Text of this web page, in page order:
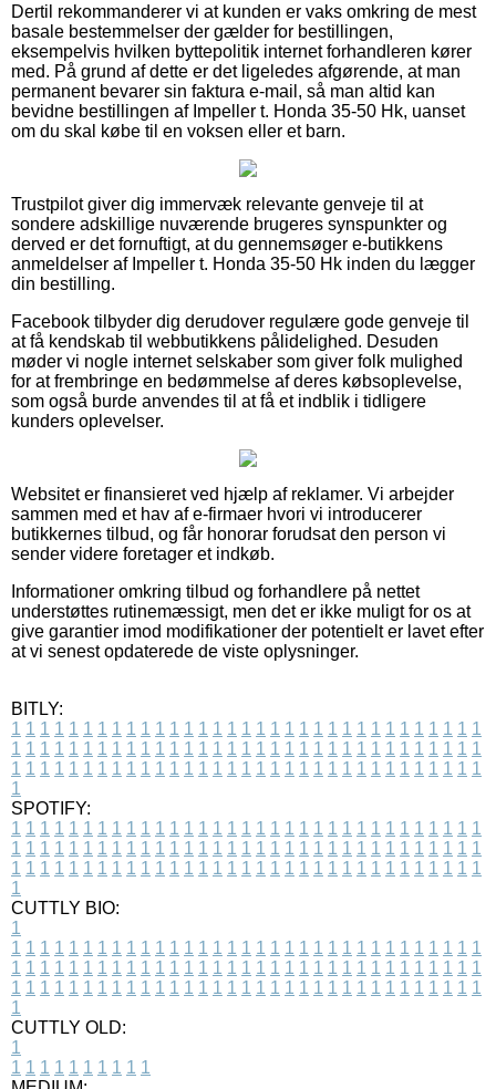
Dertil rekommanderer vi at kunden er vaks omkring de mest
basale bestemmelser der gælder for bestillingen,
eksempelvis hvilken byttepolitik internet forhandleren kører
med. På grund af dette er det ligeledes afgørende, at man
permanent bevarer sin faktura e-mail, så man altid kan
bevidne bestillingen af Impeller t. Honda 35-50 Hk, uanset
om du skal købe til en voksen eller et barn.
Trustpilot giver dig immervæk relevante genveje til at
sondere adskillige nuværende brugeres synspunkter og
derved er det fornuftigt, at du gennemsøger e-butikkens
anmeldelser af Impeller t. Honda 35-50 Hk inden du lægger
din bestilling.
Facebook tilbyder dig derudover regulære gode genveje til
at få kendskab til webbutikkens pålidelighed. Desuden
møder vi nogle internet selskaber som giver folk mulighed
for at frembringe en bedømmelse af deres købsoplevelse,
som også burde anvendes til at få et indblik i tidligere
kunders oplevelser.
Websitet er finansieret ved hjælp af reklamer. Vi arbejder
sammen med et hav af e-firmaer hvori vi introducerer
butikkernes tilbud, og får honorar forudsat den person vi
sender videre foretager et indkøb.
Informationer omkring tilbud og forhandlere på nettet
understøttes rutinemæssigt, men det er ikke muligt for os at
give garantier imod modifikationer der potentielt er lavet efter
at vi senest opdaterede de viste oplysninger.
BITLY:
1 1 1 1 1 1 1 1 1 1 1 1 1 1 1 1 1 1 1 1 1 1 1 1 1 1 1 1 1 1 1 1 1
1 1 1 1 1 1 1 1 1 1 1 1 1 1 1 1 1 1 1 1 1 1 1 1 1 1 1 1 1 1 1 1 1
1 1 1 1 1 1 1 1 1 1 1 1 1 1 1 1 1 1 1 1 1 1 1 1 1 1 1 1 1 1 1 1 1
1
SPOTIFY:
1 1 1 1 1 1 1 1 1 1 1 1 1 1 1 1 1 1 1 1 1 1 1 1 1 1 1 1 1 1 1 1 1
1 1 1 1 1 1 1 1 1 1 1 1 1 1 1 1 1 1 1 1 1 1 1 1 1 1 1 1 1 1 1 1 1
1 1 1 1 1 1 1 1 1 1 1 1 1 1 1 1 1 1 1 1 1 1 1 1 1 1 1 1 1 1 1 1 1
1
CUTTLY BIO:
1
1 1 1 1 1 1 1 1 1 1 1 1 1 1 1 1 1 1 1 1 1 1 1 1 1 1 1 1 1 1 1 1 1
1 1 1 1 1 1 1 1 1 1 1 1 1 1 1 1 1 1 1 1 1 1 1 1 1 1 1 1 1 1 1 1 1
1 1 1 1 1 1 1 1 1 1 1 1 1 1 1 1 1 1 1 1 1 1 1 1 1 1 1 1 1 1 1 1 1
1
CUTTLY OLD:
1
1 1 1 1 1 1 1 1 1 1